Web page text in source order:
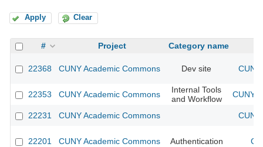
Apply Clear
# Project Category name
22368 CUNY Academic Commons Dev site
22353 CUNY Academic Commons
Internal Tools
and Workflow
CUNY
22231 CUNY Academic Commons
22201 CUNY Academic Commons Authentication